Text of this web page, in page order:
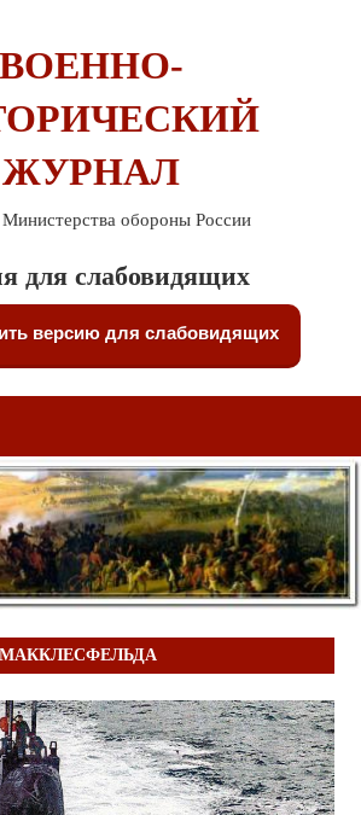
ВОЕННО-
ЖУРНАЛ
обороны России
для слабовидящих
версию для слабовидящих